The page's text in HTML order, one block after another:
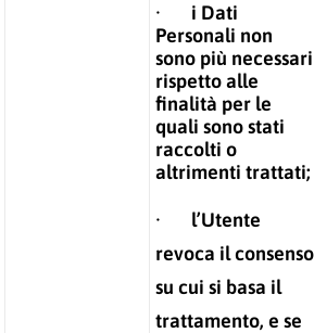
· i Dati
Personali non
sono più necessari
rispetto alle
finalità per le
quali sono stati
raccolti o
altrimenti trattati;
· l’Utente
revoca il consenso
su cui si basa il
trattamento, e se